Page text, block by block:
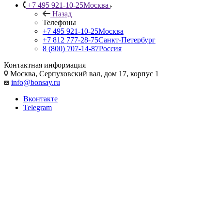
+7 495 921-10-25Москва
Назад
Телефоны
+7 495 921-10-25Москва
+7 812 777-28-75Санкт-Петербург
8 (800) 707-14-87Россия
Контактная информация
Москва, Cерпуховский вал, дом 17, корпус 1
info@bonsay.ru
Вконтакте
Telegram